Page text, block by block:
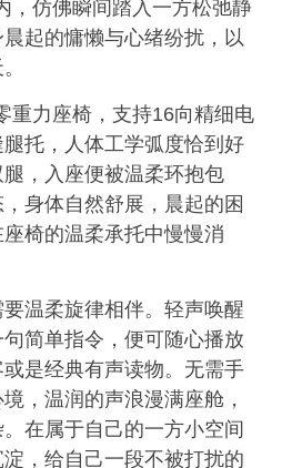
，仿佛瞬间踏入一方松弛静
起的慵懒与心绪纷扰，以
重力座椅，支持16向精细电
托，人体工学弧度恰到好
，入座便被温柔环抱包
身体自然舒展，晨起的困
椅的温柔承托中慢慢消
温柔旋律相伴。轻声唤醒
简单指令，便可随心播放
是经典有声读物。无需手
，温润的声浪漫满座舱，
在属于自己的一方小空间
，给自己一段不被打扰的